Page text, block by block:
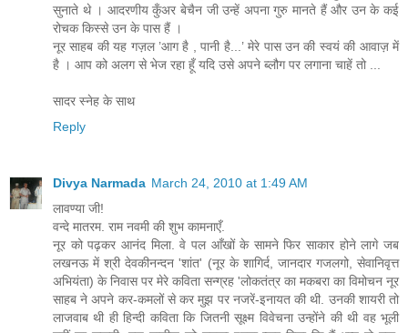
सुनाते थे । आदरणीय कुँअर बेचैन जी उन्हें अपना गुरु मानते हैं और उन के कई
रोचक किस्से उन के पास हैं ।
नूर साहब की यह गज़ल ’आग है , पानी है...’ मेरे पास उन की स्वयं की आवाज़ में
है । आप को अलग से भेज रहा हूँ यदि उसे अपने ब्लौग पर लगाना चाहें तो ...
सादर स्नेह के साथ
Reply
Divya Narmada March 24, 2010 at 1:49 AM
लावण्या जी!
वन्दे मातरम. राम नवमी की शुभ कामनाएँ.
नूर को पढ़कर आनंद मिला. वे पल आँखों के सामने फिर साकार होने लागे जब
लखनऊ में श्री देवकीनन्दन 'शांत' (नूर के शागिर्द, जानदार गजलगो, सेवानिवृत्त
अभियंता) के निवास पर मेरे कविता सन्ग्रह 'लोकतंत्र का मकबरा का विमोचन नूर
साहब ने अपने कर-कमलों से कर मुझ पर नजरें-इनायत की थी. उनकी शायरी तो
लाजवाब थी ही हिन्दी कविता कि जितनी सूक्ष्म विवेचना उन्होंने की थी वह भूली